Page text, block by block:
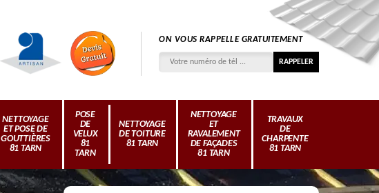
ON VOUS RAPPELLE GRATUITEMENT
NETTOYAGE
ET POSE DE
GOUTTIÈRES
81 TARN
POSE
DE
VELUX
81
TARN
NETTOYAGE
DE TOITURE
81 TARN
NETTOYAGE
ET
RAVALEMENT
DE FAÇADES
81 TARN
TRAVAUX
DE
CHARPENTE
81 TARN